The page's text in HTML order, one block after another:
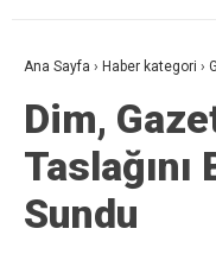
Ana Sayfa › Haber kategori ›
Dim,
Taslağını
Sundu